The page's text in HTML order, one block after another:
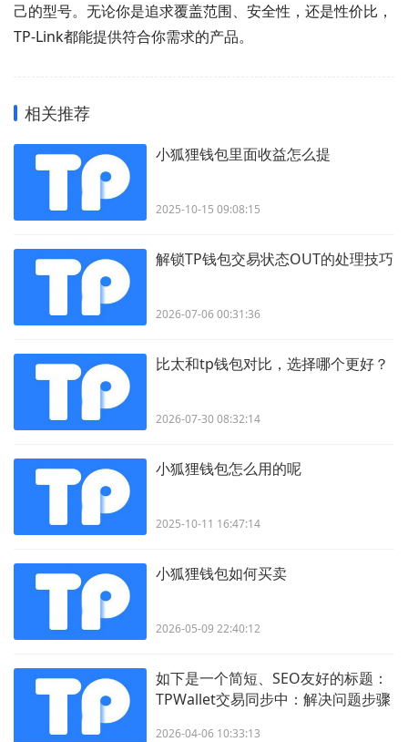
己的型号。无论你是追求覆盖范围、安全性，还是性价比，
TP-Link都能提供符合你需求的产品。
相关推荐
小狐狸钱包里面收益怎么提
2025-10-15 09:08:15
解锁TP钱包交易状态OUT的处理技巧
2026-07-06 00:31:36
比太和tp钱包对比，选择哪个更好？
2026-07-30 08:32:14
小狐狸钱包怎么用的呢
2025-10-11 16:47:14
小狐狸钱包如何买卖
2026-05-09 22:40:12
如下是一个简短、SEO友好的标题：
TPWallet交易同步中：解决问题步骤
2026-04-06 10:33:13